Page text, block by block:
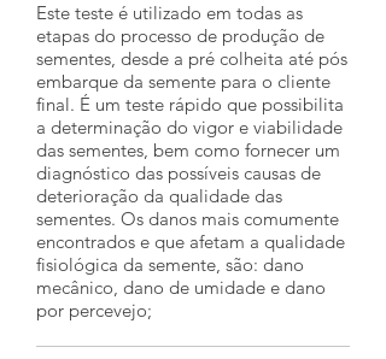
Este teste é utilizado em todas as
etapas do processo de produção de
sementes, desde a pré colheita até pós
embarque da semente para o cliente
final. É um teste rápido que possibilita
a determinação do vigor e viabilidade
das sementes, bem como fornecer um
diagnóstico das possíveis causas de
deterioração da qualidade das
sementes. Os danos mais comumente
encontrados e que afetam a qualidade
fisiológica da semente, são: dano
mecânico, dano de umidade e dano
por percevejo;